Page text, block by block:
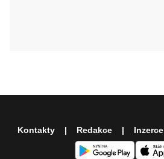
Kontakty Redakce Inzerce